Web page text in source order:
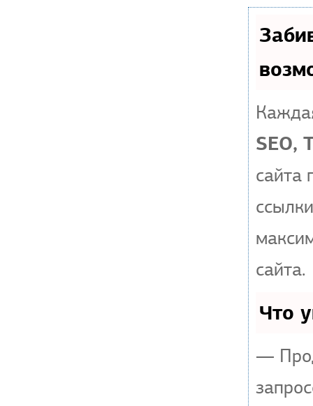
SEO,
сайта
сайта.
Что
—